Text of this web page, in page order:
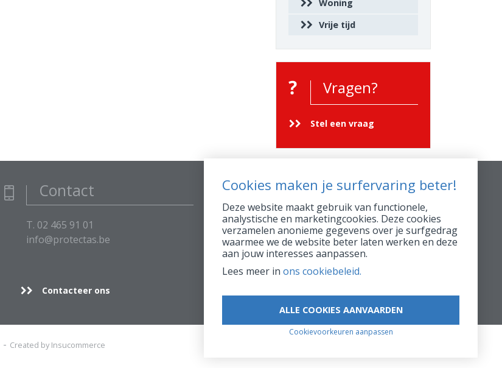
Woning
Vrije tijd
Vragen?
Stel een vraag
Contact
T. 02 465 91 01
info@protectas.be
Contacteer ons
Extra Info
FSMA 16896 A
RPR 0423.039.170
AssurMiFID gedragsregels
Created by Insucommerce
Cookies maken je surfervaring beter!
Deze website maakt gebruik van functionele,
analystische en marketingcookies. Deze cookies
verzamelen anonieme gegevens over je surfgedrag
waarmee we de website beter laten werken en deze
aan jouw interesses aanpassen.
Lees meer in ons cookiebeleid.
ALLE COOKIES AANVAARDEN
Cookievoorkeuren aanpassen